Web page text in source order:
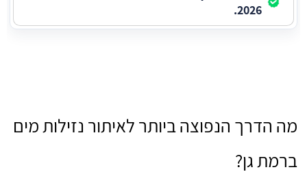
2026.
מה הדרך הנפוצה ביותר לאיתור נזילות מים
ברמת גן?